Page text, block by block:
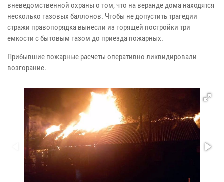
вневедомственной охраны о том, что на веранде дома находятся
несколько газовых баллонов. Чтобы не допустить трагедии
стражи правопорядка вынесли из горящей постройки три
емкости с бытовым газом до приезда пожарных.
Прибывшие пожарные расчеты оперативно ликвидировали
возгорание.